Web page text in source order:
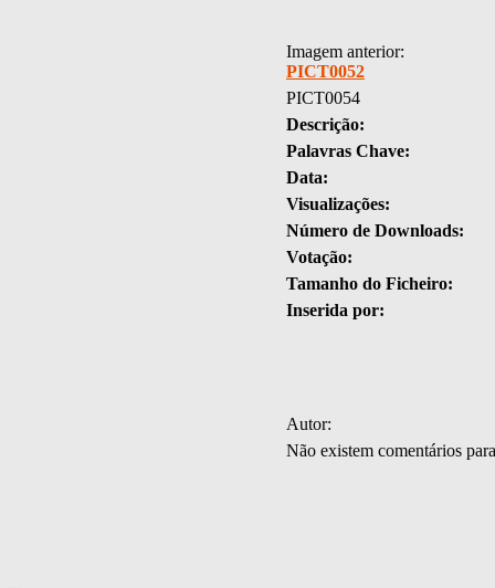
Imagem anterior:
PICT0052
PICT0054
Descrição:
Palavras Chave:
Data:
Visualizações:
Número de Downloads:
Votação:
Tamanho do Ficheiro:
Inserida por:
Autor:
Não existem comentários